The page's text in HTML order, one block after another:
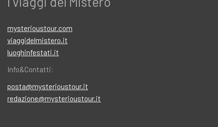
mysterioustour.com
viaggidelmistero.it
luoghinfestati.it
Info&Contatti:
posta@mysterioustour.it
redazione@mysterioustour.it